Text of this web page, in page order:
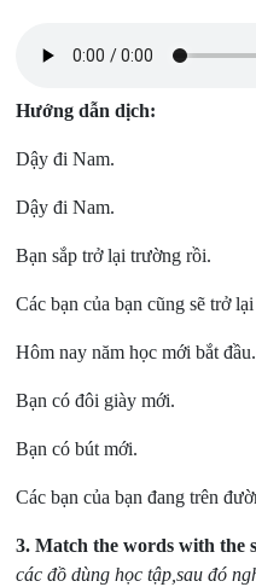
Hướng dẫn dịch:
Dậy đi Nam.
Dậy đi Nam.
Bạn sắp trở lại trường rồi.
Các bạn của bạn cũng sẽ trở
Hôm nay năm học mới bắt đầu.
Bạn có đôi giày mới.
Bạn có bút mới.
Các bạn của bạn đang trên
3. Match the words with the
các đồ dùng học tập,sau đó